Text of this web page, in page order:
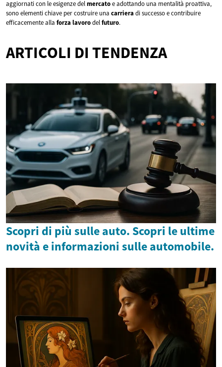
aggiornati con le esigenze delmercatoe adottando una mentalità proattiva,
sono elementi chiave per costruire una carriera di successo e contribuire
efficacemente alla forza lavorodelfuturo.
ARTICOLI DI TENDENZA
Scopri di più sulle auto. Scopri le ultime
novità e informazioni sulle automobile.